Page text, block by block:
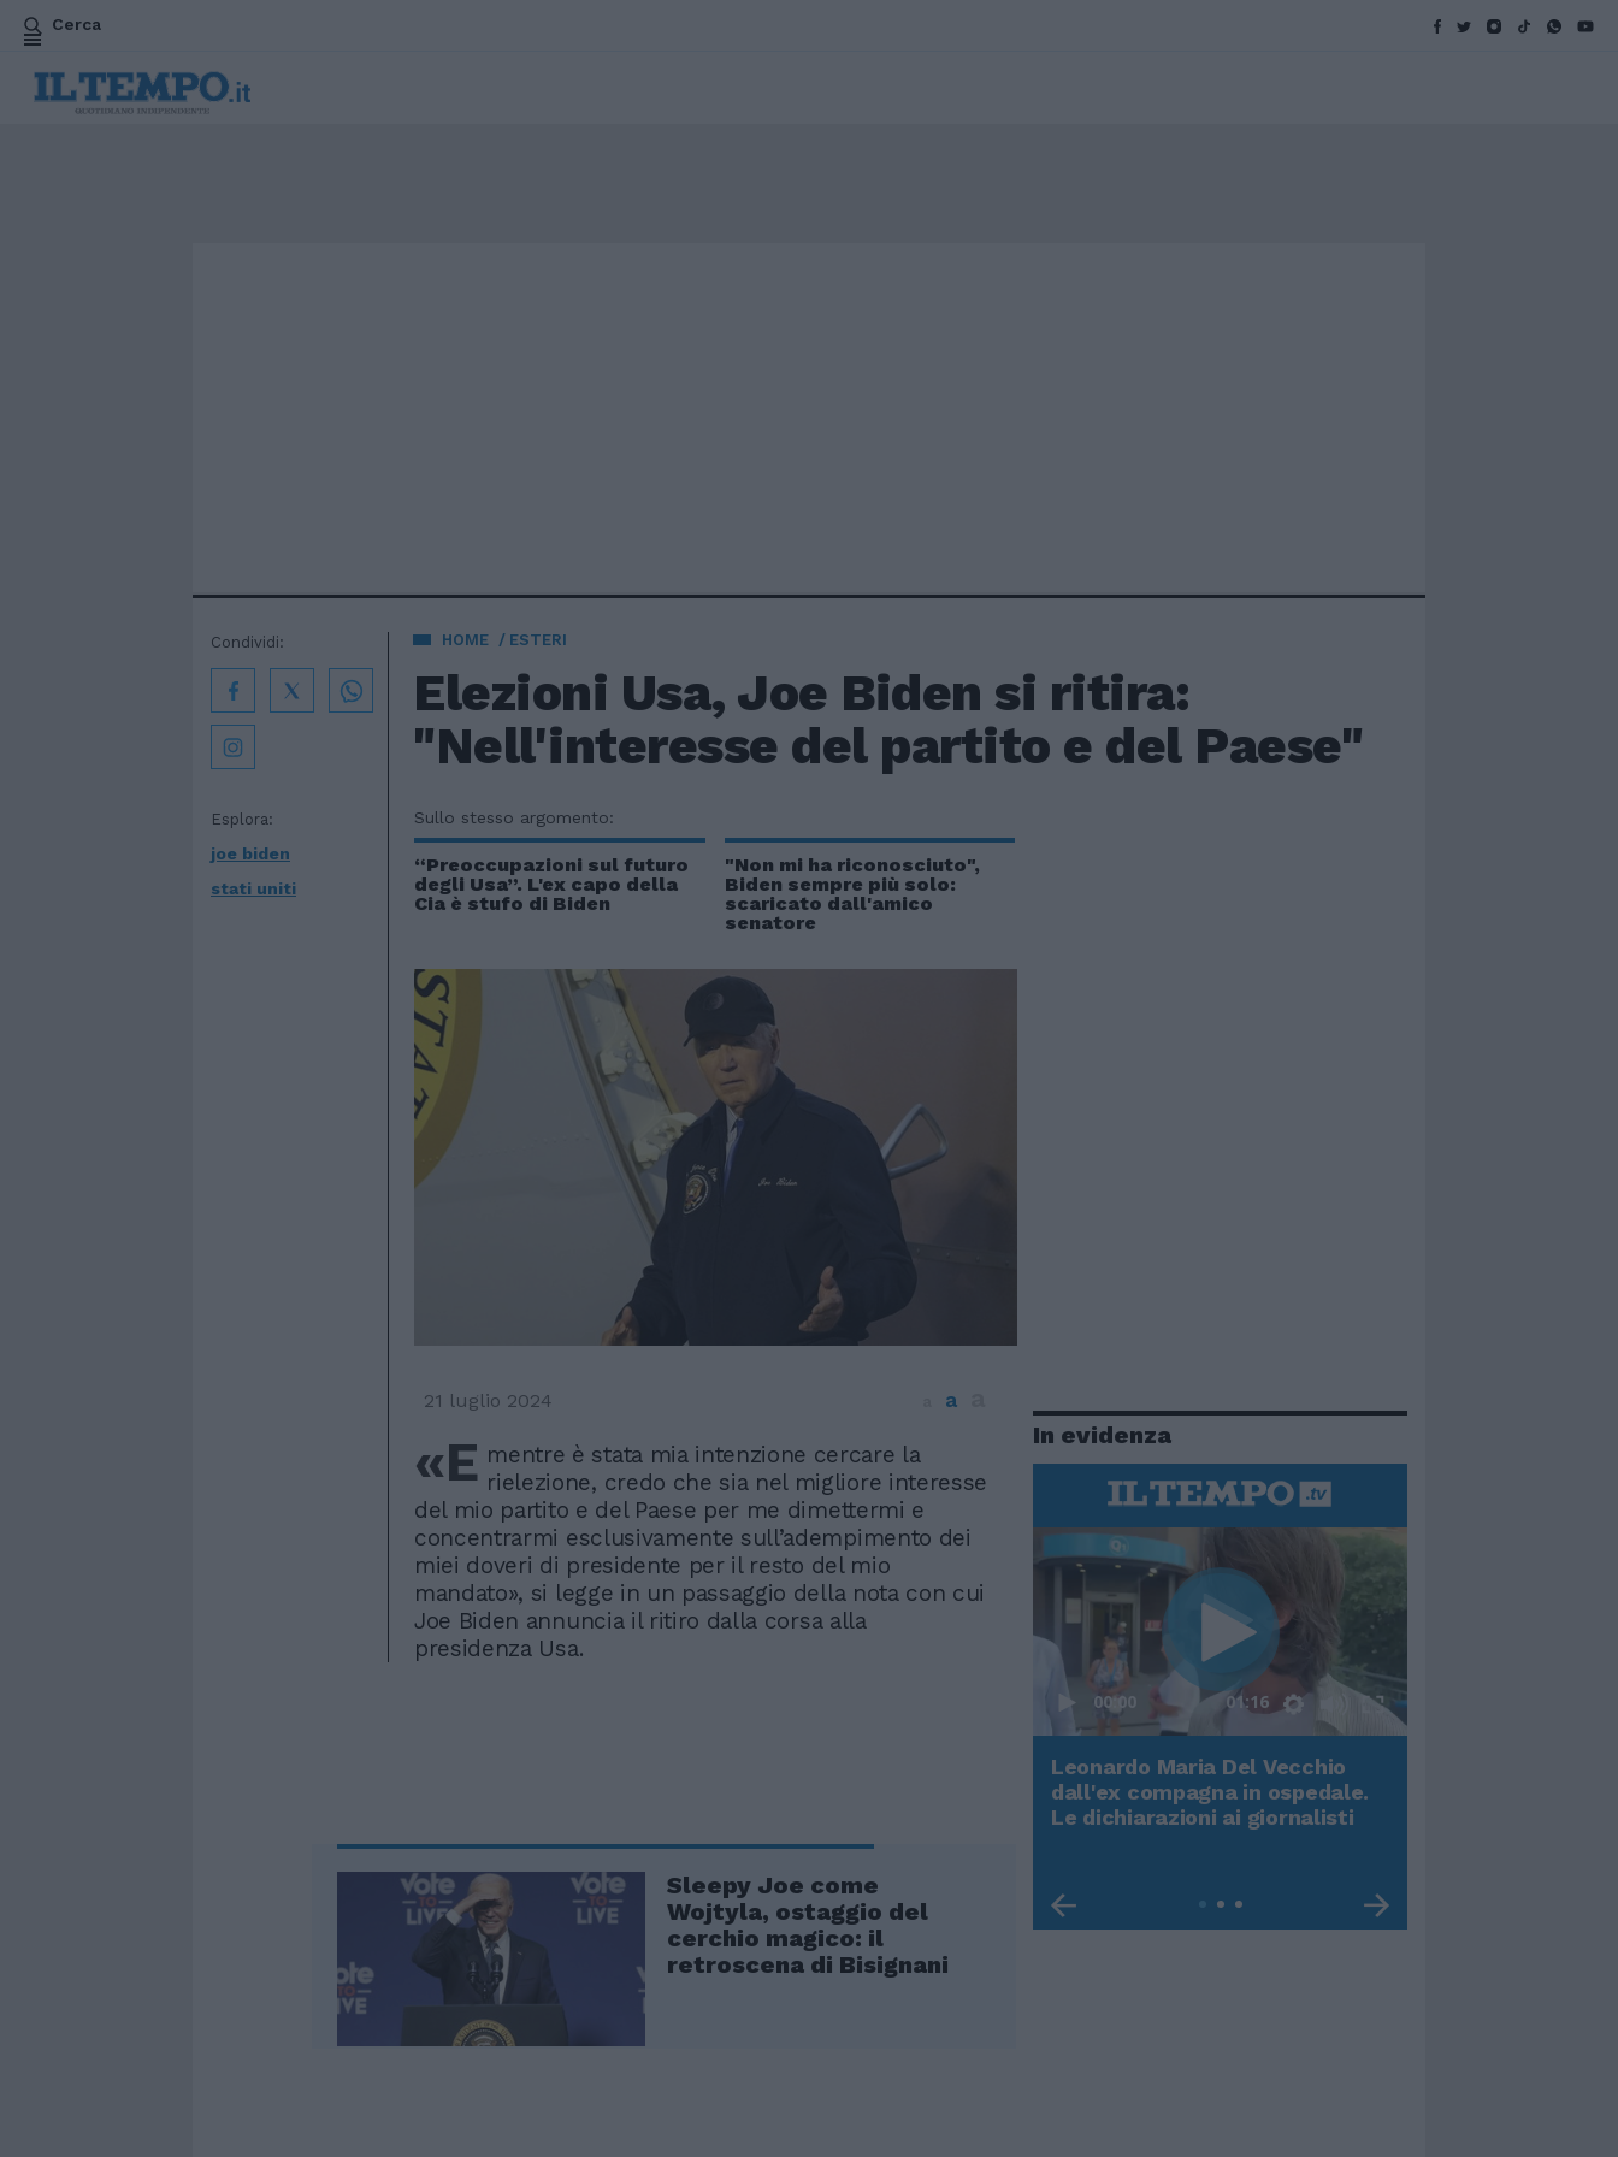
Cerca
HOME ESTERI
Elezioni Usa, Joe Biden si ritira:
"Nell'interesse del partito e del Paese"
Esplora:
joe biden
stati uniti
Condividi:
Sullo stesso argomento:
“Preoccupazioni sul futuro
degli Usa”. L'ex capo della
Cia è stufo di Biden
"Non mi ha riconosciuto",
Biden sempre più solo:
scaricato dall'amico
senatore
21 luglio 2024 a
«E mentre è stata mia intenzione cercare la
rielezione, credo che sia nel migliore interesse
del mio partito e del Paese per me dimettermi e
concentrarmi esclusivamente sull’adempimento dei
miei doveri di presidente per il resto del mio
mandato», si legge in un passaggio della nota con cui
Joe Biden annuncia il ritiro dalla corsa alla
presidenza Usa.
Sleepy Joe come
Wojtyla, ostaggio del
cerchio magico: il
retroscena di Bisignani
In evidenza
00:00 01:16
Leonardo Maria Del Vecchio
dall'ex compagna in ospedale.
Le dichiarazioni ai giornalisti